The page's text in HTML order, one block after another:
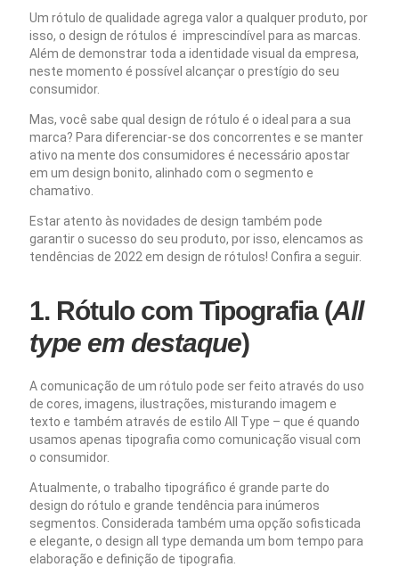
Um rótulo de qualidade agrega valor a qualquer produto, por
isso, o design de rótulos é imprescindível para as marcas.
Além de demonstrar toda a identidade visual da empresa,
neste momento é possível alcançar o prestígio do seu
consumidor.
Mas, você sabe qual design de rótulo é o ideal para a sua
marca? Para diferenciar-se dos concorrentes e se manter
ativo na mente dos consumidores é necessário apostar
em um design bonito, alinhado com o segmento e
chamativo.
Estar atento às novidades de design também pode
garantir o sucesso do seu produto, por isso, elencamos as
tendências de 2022 em design de rótulos! Confira a seguir.
1. Rótulo com Tipografia (All
type em destaque)
A comunicação de um rótulo pode ser feito através do uso
de cores, imagens, ilustrações, misturando imagem e
texto e também através de estilo All Type – que é quando
usamos apenas tipografia como comunicação visual com
o consumidor.
Atualmente, o trabalho tipográfico é grande parte do
design do rótulo e grande tendência para inúmeros
segmentos. Considerada também uma opção sofisticada
e elegante, o design all type demanda um bom tempo para
elaboração e definição de tipografia.